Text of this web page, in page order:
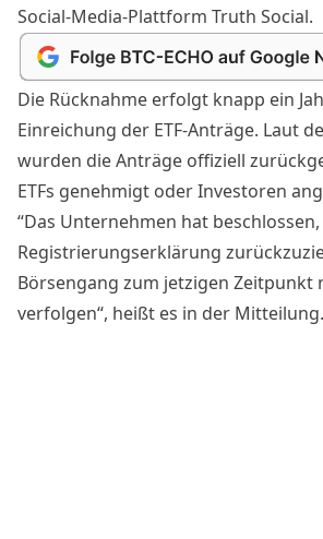
Social-Media-Plattform Truth Social.
Die Rücknahme erfolgt knapp ein
Einreichung der ETF-Anträge. Laut
wurden die Anträge offiziell
ETFs genehmigt oder Investoren
“Das Unternehmen hat
Registrierungserklärung
Börsengang zum jetzigen Zeitpunkt
verfolgen“, heißt es in der Mitteilung.